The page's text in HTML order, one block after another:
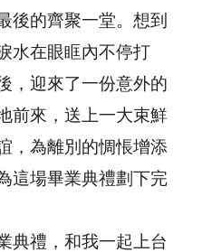
後的齊聚一堂。想到
水在眼眶內不停打
，迎來了一份意外的
前來，送上一大束鮮
，為離別的惆悵增添
這場畢業典禮劃下完
典禮，和我一起上台